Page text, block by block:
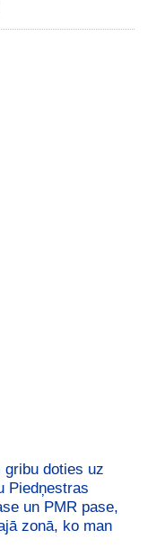
gribu doties uz
Piedņestras
un PMR pase,
zonā, ko man